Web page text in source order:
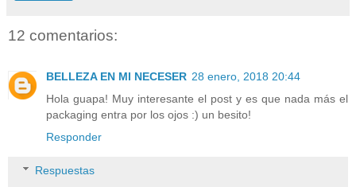
12 comentarios:
BELLEZA EN MI NECESER 28 enero, 2018 20:44
Hola guapa! Muy interesante el post y es que nada más el
packaging entra por los ojos :) un besito!
Responder
Respuestas